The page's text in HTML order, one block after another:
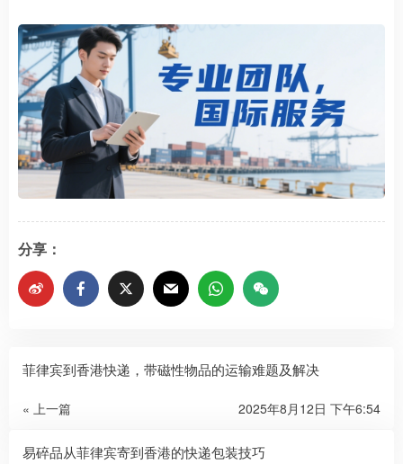
分享：
菲律宾到香港快递，带磁性物品的运输难题及解决
« 上一篇 2025年8月12日 下午6:54
易碎品从菲律宾寄到香港的快递包装技巧